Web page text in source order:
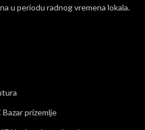
u periodu radnog vremena lokala.
Bazar prizemlje